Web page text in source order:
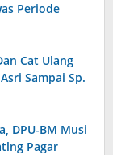
Periode
Cat Ulang
Sampai Sp.
DPU-BM Musi
Pagar